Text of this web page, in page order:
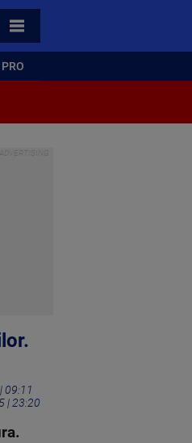
TOATE CATEGORIILE
09:11
| 23:20